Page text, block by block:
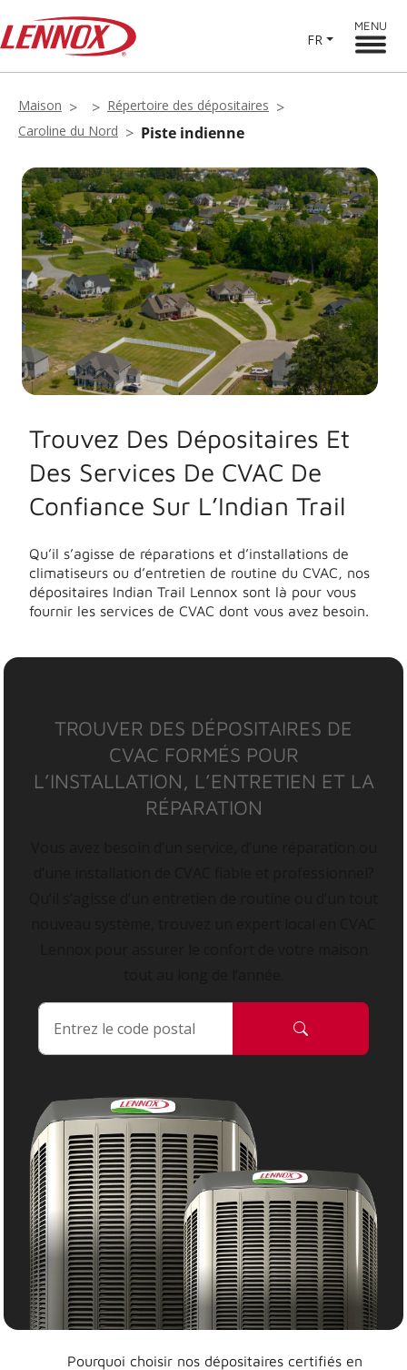
FR
MENU
Maison
Répertoire des dépositaires
Caroline du Nord
Piste indienne
Trouvez Des Dépositaires Et
Des Services De CVAC De
Confiance Sur L’Indian Trail
Qu’il s’agisse de réparations et d’installations de
climatiseurs ou d’entretien de routine du CVAC, nos
dépositaires Indian Trail Lennox sont là pour vous
fournir les services de CVAC dont vous avez besoin.
TROUVER DES DÉPOSITAIRES DE
CVAC FORMÉS POUR
L’INSTALLATION, L’ENTRETIEN ET LA
RÉPARATION
Pourquoi choisir nos dépositaires certifiés en